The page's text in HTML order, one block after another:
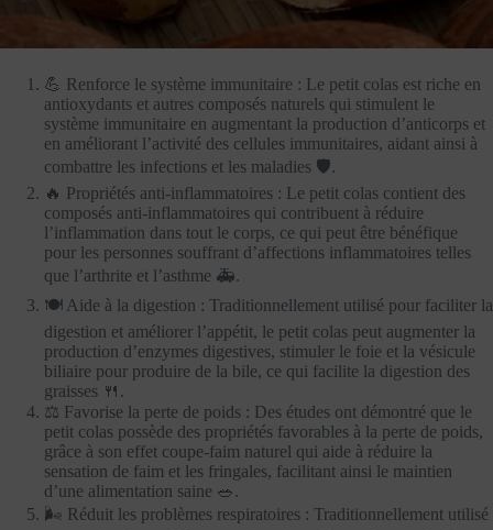
💪 Renforce le système immunitaire : Le petit colas est riche en
antioxydants et autres composés naturels qui stimulent le
système immunitaire en augmentant la production d’anticorps et
en améliorant l’activité des cellules immunitaires, aidant ainsi à
combattre les infections et les maladies 🛡️.
🔥 Propriétés anti-inflammatoires : Le petit colas contient des
composés anti-inflammatoires qui contribuent à réduire
l’inflammation dans tout le corps, ce qui peut être bénéfique
pour les personnes souffrant d’affections inflammatoires telles
que l’arthrite et l’asthme 🚑.
🍽️ Aide à la digestion : Traditionnellement utilisé pour faciliter la
digestion et améliorer l’appétit, le petit colas peut augmenter la
production d’enzymes digestives, stimuler le foie et la vésicule
biliaire pour produire de la bile, ce qui facilite la digestion des
graisses 🍴.
⚖️ Favorise la perte de poids : Des études ont démontré que le
petit colas possède des propriétés favorables à la perte de poids,
grâce à son effet coupe-faim naturel qui aide à réduire la
sensation de faim et les fringales, facilitant ainsi le maintien
d’une alimentation saine 🥗.
🌬️ Réduit les problèmes respiratoires : Traditionnellement utilisé